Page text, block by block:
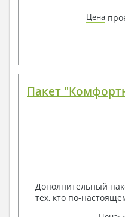
Цена
Пакет
Дополнительный
тех, кто по-